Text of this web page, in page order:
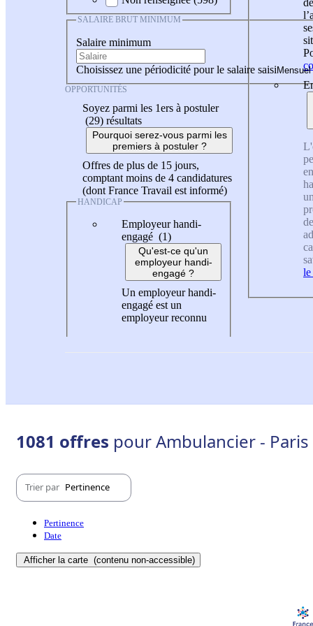
SALAIRE BRUT MINIMUM
Salaire minimum
Choisissez une périodicité pour le salaire saisi
OPPORTUNITÉS
Soyez parmi les 1ers à postuler
(29) résultats
Pourquoi serez-vous parmi les
premiers à postuler ?
Offres de plus de 15 jours,
comptant moins de 4 candidatures
(dont France Travail est informé)
HANDICAP
Employeur handi-
engagé (1)
Qu'est-ce qu'un
employeur handi-
engagé ?
Un employeur handi-
engagé est un
employeur reconnu
1081 offres pour Ambulancier - Paris
Trier par Pertinence
Pertinence
Date
Afficher la carte (contenu non-accessible)